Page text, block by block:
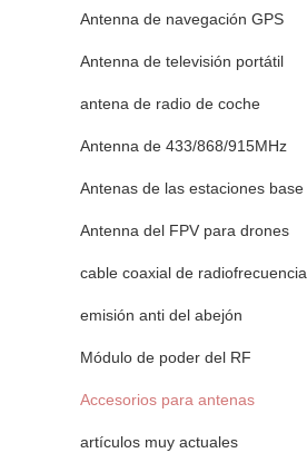
Antenna de navegación GPS
Antenna de televisión portátil
antena de radio de coche
Antenna de 433/868/915MHz
Antenas de las estaciones base
Antenna del FPV para drones
cable coaxial de radiofrecuencia
emisión anti del abejón
Módulo de poder del RF
Accesorios para antenas
artículos muy actuales